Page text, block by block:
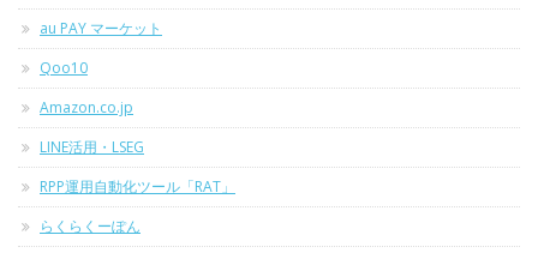
au PAY マーケット
Qoo10
Amazon.co.jp
LINE活用・LSEG
RPP運用自動化ツール「RAT」
らくらくーぽん